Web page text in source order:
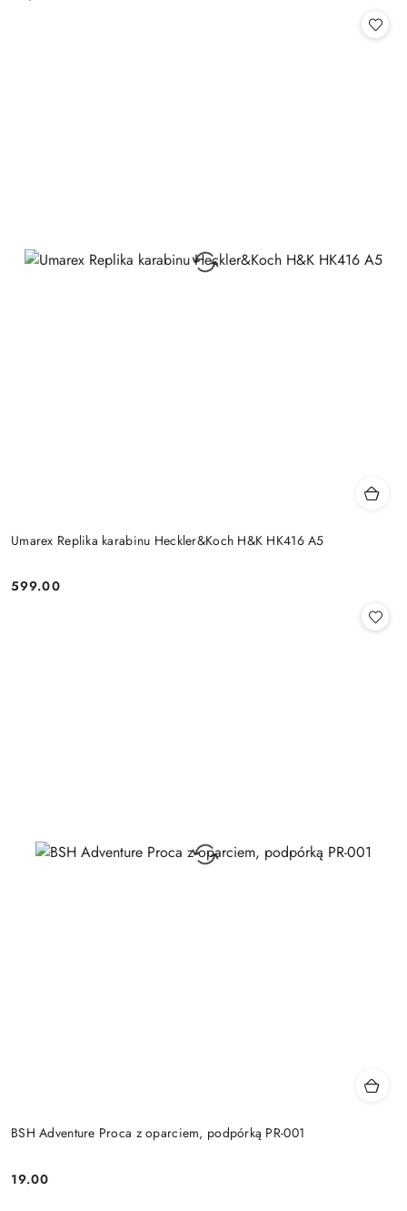
Umarex Replika karabinu Heckler&Koch H&K HK416 A5
Cena:
599.00
BSH Adventure Proca z oparciem, podpórką PR-001
Cena:
19.00